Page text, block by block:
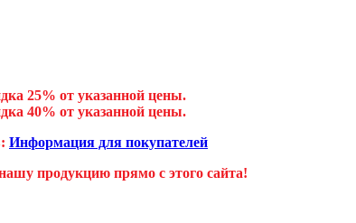
25% от указанной цены.
40% от указанной цены.
Информация для покупателей
продукцию прямо с этого сайта!